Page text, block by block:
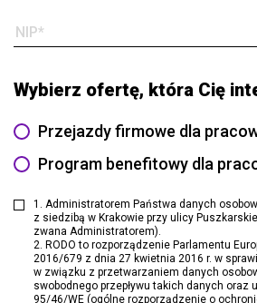
Wybierz ofertę, która Cię
Przejazdy firmowe dla
Program benefitowy dla
1. Administratorem Państwa danych
z siedzibą w Krakowie przy ulicy
zwana Administratorem).
2. RODO to rozporządzenie Parlamentu
2016/679 z dnia 27 kwietnia 2016 r. w
w związku z przetwarzaniem danych
swobodnego przepływu takich danych oraz
95/46/WE (ogólne rozporządzenie o